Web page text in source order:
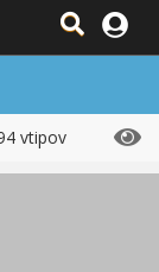
vtipov